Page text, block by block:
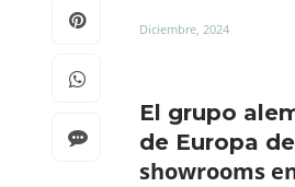
Diciembre, 2024
El grupo
de Europa
showrooms